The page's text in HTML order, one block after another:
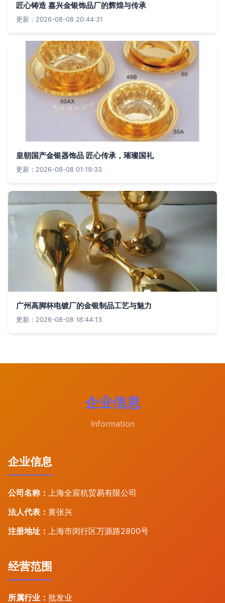
匠心铸造 嘉兴金银饰品厂的辉煌与传承
更新：2026-08-08 20:44:31
皇朝国产金银器饰品 匠心传承，璀璨国礼
更新：2026-08-08 01:19:33
广州高脚杯电镀厂的金银制品工艺与魅力
更新：2026-08-08 18:44:13
企业信息
Information
企业信息
公司名称： 上海全宸杭贸易有限公司
法人代表： 黄张兴
注册地址： 上海市闵行区万源路2800号
经营范围
所属行业： 批发业